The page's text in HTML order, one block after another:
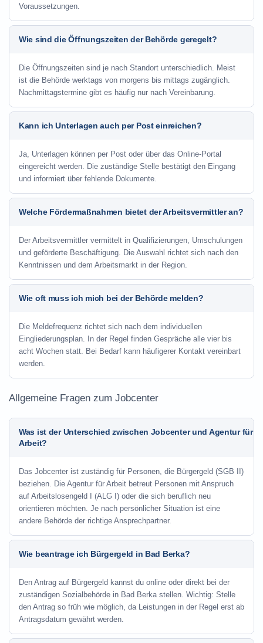
Voraussetzungen.
Wie sind die Öffnungszeiten der Behörde geregelt?
Die Öffnungszeiten sind je nach Standort unterschiedlich. Meist
ist die Behörde werktags von morgens bis mittags zugänglich.
Nachmittagstermine gibt es häufig nur nach Vereinbarung.
Kann ich Unterlagen auch per Post einreichen?
Ja, Unterlagen können per Post oder über das Online-Portal
eingereicht werden. Die zuständige Stelle bestätigt den Eingang
und informiert über fehlende Dokumente.
Welche Fördermaßnahmen bietet der Arbeitsvermittler an?
Der Arbeitsvermittler vermittelt in Qualifizierungen, Umschulungen
und geförderte Beschäftigung. Die Auswahl richtet sich nach den
Kenntnissen und dem Arbeitsmarkt in der Region.
Wie oft muss ich mich bei der Behörde melden?
Die Meldefrequenz richtet sich nach dem individuellen
Eingliederungsplan. In der Regel finden Gespräche alle vier bis
acht Wochen statt. Bei Bedarf kann häufigerer Kontakt vereinbart
werden.
Allgemeine Fragen zum Jobcenter
Was ist der Unterschied zwischen Jobcenter und Agentur für
Arbeit?
Das Jobcenter ist zuständig für Personen, die Bürgergeld (SGB II)
beziehen. Die Agentur für Arbeit betreut Personen mit Anspruch
auf Arbeitslosengeld I (ALG I) oder die sich beruflich neu
orientieren möchten. Je nach persönlicher Situation ist eine
andere Behörde der richtige Ansprechpartner.
Wie beantrage ich Bürgergeld in Bad Berka?
Den Antrag auf Bürgergeld kannst du online oder direkt bei der
zuständigen Sozialbehörde in Bad Berka stellen. Wichtig: Stelle
den Antrag so früh wie möglich, da Leistungen in der Regel erst ab
Antragsdatum gewährt werden.